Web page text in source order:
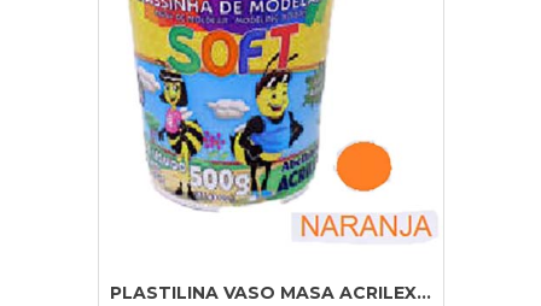
PLASTILINA VASO MASA ACRILEX...